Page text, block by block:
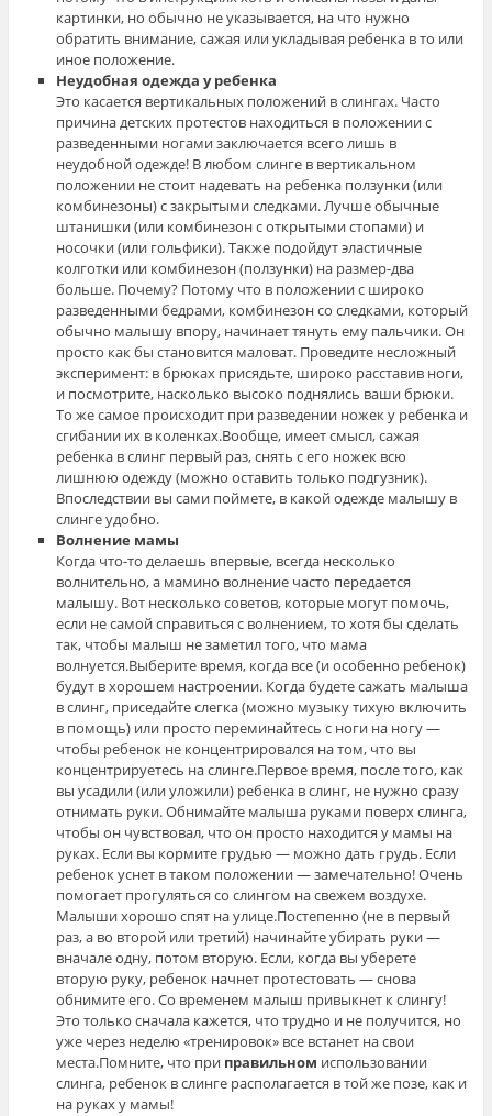
картинки, но обычно не указывается, на что нужно
обратить внимание, сажая или укладывая ребенка в то или
иное положение.
Неудобная одежда у ребенка
Это касается вертикальных положений в слингах. Часто
причина детских протестов находиться в положении с
разведенными ногами заключается всего лишь в
неудобной одежде! В любом слинге в вертикальном
положении не стоит надевать на ребенка ползунки (или
комбинезоны) с закрытыми следками. Лучше обычные
штанишки (или комбинезон с открытыми стопами) и
носочки (или гольфики). Также подойдут эластичные
колготки или комбинезон (ползунки) на размер-два
больше. Почему? Потому что в положении с широко
разведенными бедрами, комбинезон со следками, который
обычно малышу впору, начинает тянуть ему пальчики. Он
просто как бы становится маловат. Проведите несложный
эксперимент: в брюках присядьте, широко расставив ноги,
и посмотрите, насколько высоко поднялись ваши брюки.
То же самое происходит при разведении ножек у ребенка и
сгибании их в коленках.Вообще, имеет смысл, сажая
ребенка в слинг первый раз, снять с его ножек всю
лишнюю одежду (можно оставить только подгузник).
Впоследствии вы сами поймете, в какой одежде малышу в
слинге удобно.
Волнение мамы
Когда что-то делаешь впервые, всегда несколько
волнительно, а мамино волнение часто передается
малышу. Вот несколько советов, которые могут помочь,
если не самой справиться с волнением, то хотя бы сделать
так, чтобы малыш не заметил того, что мама
волнуется.Выберите время, когда все (и особенно ребенок)
будут в хорошем настроении. Когда будете сажать малыша
в слинг, приседайте слегка (можно музыку тихую включить
в помощь) или просто переминайтесь с ноги на ногу —
чтобы ребенок не концентрировался на том, что вы
концентрируетесь на слинге.Первое время, после того, как
вы усадили (или уложили) ребенка в слинг, не нужно сразу
отнимать руки. Обнимайте малыша руками поверх слинга,
чтобы он чувствовал, что он просто находится у мамы на
руках. Если вы кормите грудью — можно дать грудь. Если
ребенок уснет в таком положении — замечательно! Очень
помогает прогуляться со слингом на свежем воздухе.
Малыши хорошо спят на улице.Постепенно (не в первый
раз, а во второй или третий) начинайте убирать руки —
вначале одну, потом вторую. Если, когда вы уберете
вторую руку, ребенок начнет протестовать — снова
обнимите его. Со временем малыш привыкнет к слингу!
Это только сначала кажется, что трудно и не получится, но
уже через неделю «тренировок» все встанет на свои
места.Помните, что при правильном использовании
слинга, ребенок в слинге располагается в той же позе, как и
на руках у мамы!